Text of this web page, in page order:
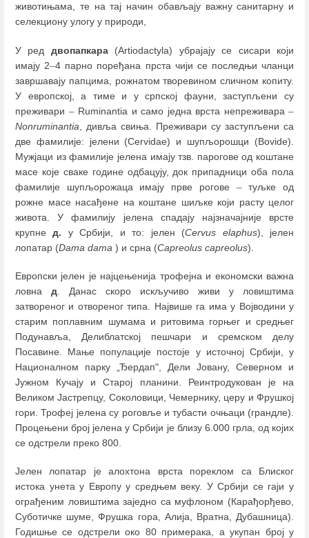
животињама, те на тај начин обављају важну санитарну и
селекциону улогу у природи,
У ред двопапкара(Artiodactyla) убрајају се сисари који
имају 2–4 парно поређана прста чији се последњи чланци
завршавају папцима, рожнатом творевином сличном копиту.
У европској, а тиме и у српској фауни, заступљени су
преживари –Ruminantia и само једна врста непреживара –
Nonruminantia , дивља свиња. Преживари су заступљени са
две фамилије: јелени (Cervidae) и шупљорошци (Bovide).
Мужјаци из фамилије јелена имају тзв. парогове од коштане
масе које сваке године одбацују, док припадници оба пола
фамилије шупљoрожаца имају прве рогове –туљке од
рожне масе насађене на коштане шиљке који расту целог
живота. У фамилију јелена спадају најзначајније врсте
крупнед. у Србији, и то: јелен (Cervus elaphus), јелен
лопатар (Dama dama ) и срна (Capreolus capreolus).
Европски јелен је најцењенија трофејна и економски важна
ловна д . Данас скоро искључиво живи у ловиштима
затвореног и отвореног типа. Највише га има у Војводини у
старим поплавним шумама и ритовима горњег и средњег
Подунавља, Делиблатској пешчари и сремском делу
Посавине. Мање популације постоје у источној Србији, у
Националном парку „Ђердап", Дели Јовану, Северном и
Јужном Кучају и Старој планини. Реинтродукован је на
Великом Јастрепцу, Соколовици, Чемернику, церу и Фрушкој
гори. Трофеј јелена су роговље и тубасти очњаци (грандле).
Процењени број јелена у Србији је близу 6.000 грла, од којих
се одстрели преко 800.
Јелен лопатар је алохтона врста пореклом са Блиског
истока унета у Европу у средњем веку. У Србији се гаји у
ограђеним ловиштима заједно са муфлоном (Карађорђево,
Суботичке шуме, Фрушка гора, Алија, Вратна, Дубашница).
Годишње се одстрели око 80 примерака, а укупан број у